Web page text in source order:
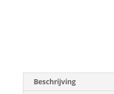
Beschrijving